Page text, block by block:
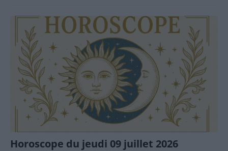
Horoscope du jeudi 09 juillet 2026